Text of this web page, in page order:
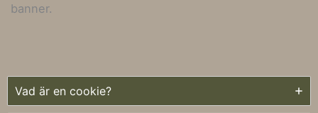
banner.
Vad är en cookie?